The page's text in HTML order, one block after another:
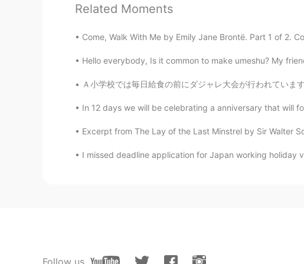
なるほど😲。 教えてくださりありがとうご
from a very easy terrine😋..
EN JP
@Iris Terrine can be easy or difficult. 😌
ernest
JP
Related Moments
Come, Walk With Me by Emily Jane Brontë. Part 1 of 2.
Hello everybody, Is it common to make umeshu? My
Ａ小学校では毎日給食の前にダジャレ大会が行われています。選ばれたクラスは放送室へ行ってダジャレを
In 12 days we will be celebrating a anniversary that will
Excerpt from The Lay of the Last Minstrel by Sir Walter
I missed deadline application for Japan working
Follow us